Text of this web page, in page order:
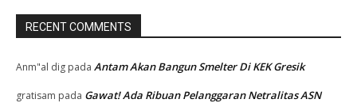
RECENT COMMENTS
Anm"al dig pada Antam Akan Bangun Smelter Di KEK Gresik
gratisam pada Gawat! Ada Ribuan Pelanggaran Netralitas ASN